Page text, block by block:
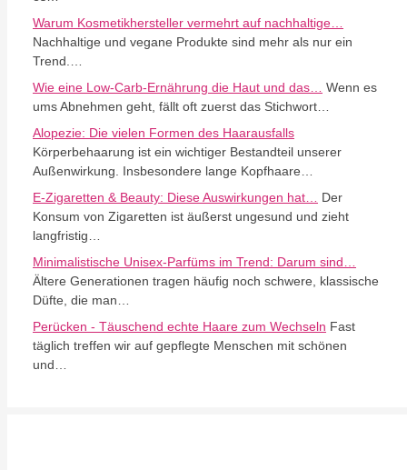
Warum Kosmetikhersteller vermehrt auf nachhaltige…
Nachhaltige und vegane Produkte sind mehr als nur ein
Trend.…
Wie eine Low-Carb-Ernährung die Haut und das…
Wenn es
ums Abnehmen geht, fällt oft zuerst das Stichwort…
Alopezie: Die vielen Formen des Haarausfalls
Körperbehaarung ist ein wichtiger Bestandteil unserer
Außenwirkung. Insbesondere lange Kopfhaare…
E-Zigaretten & Beauty: Diese Auswirkungen hat…
Der
Konsum von Zigaretten ist äußerst ungesund und zieht
langfristig…
Minimalistische Unisex-Parfüms im Trend: Darum sind…
Ältere Generationen tragen häufig noch schwere, klassische
Düfte, die man…
Perücken - Täuschend echte Haare zum Wechseln Fast
täglich treffen wir auf gepflegte Menschen mit schönen
und…